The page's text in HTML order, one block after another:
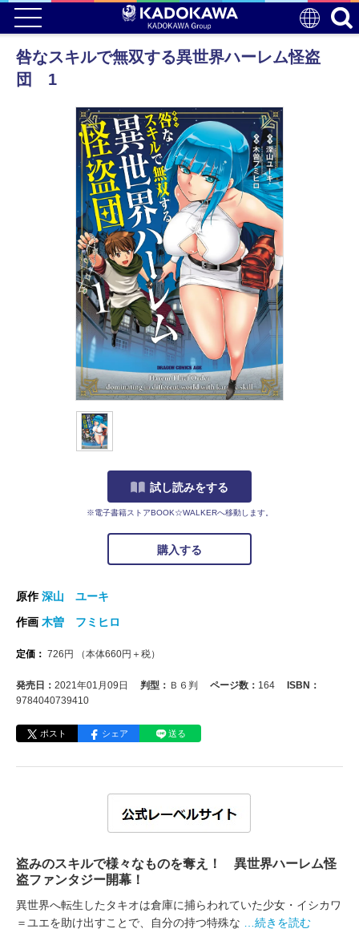
咎なスキルで無双する異世界ハーレム怪盗
団 1
試し読みをする
※電子書籍ストアBOOK☆WALKERへ移動します。
購入する
原作深山 ユーキ
作画 木曽 フミヒロ
定価： 726 円 （本体660円＋税）
発売日： 2021年01月09日 判型： Ｂ６判 ページ数： 164
ISBN：
9784040739410
ポスト シェア 送る
盗みのスキルで様々なものを奪え！ 異世界ハーレム怪
盗ファンタジー開幕！
異世界へ転生したタキオは倉庫に捕らわれていた少女・イシカワ
＝ユエを助け出すことで、自分の持つ特殊な
…続きを読む